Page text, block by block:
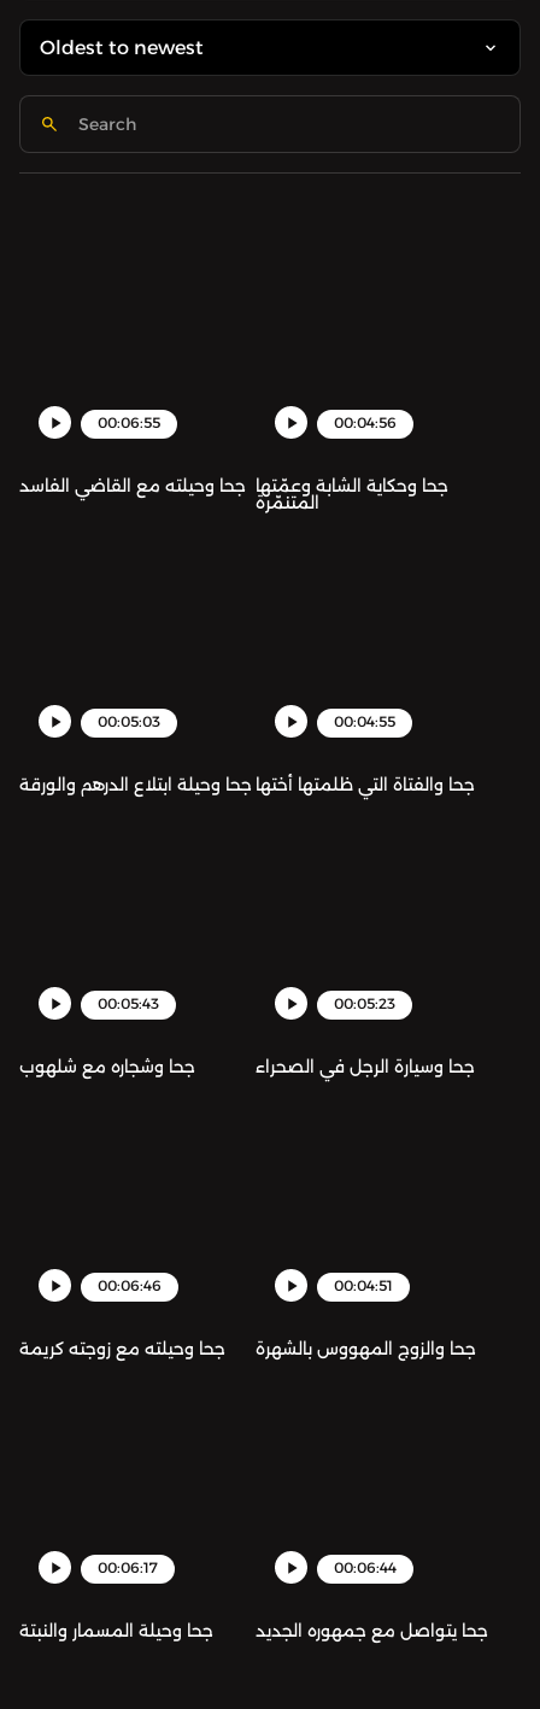
00:06:55
جحا وحيلته مع القاضي الفاسد
00:04:56
جحا وحكاية الشابة وعمّتها
المتنمّرة
00:05:03
جحا وحيلة ابتلاع الدرهم والورقة
00:04:55
جحا والفتاة التي ظلمتها أختها
00:05:43
جحا وشجاره مع شلهوب
00:05:23
جحا وسيارة الرجل في الصحراء
00:06:46
جحا وحيلته مع زوجته كريمة
00:04:51
جحا والزوج المهووس بالشهرة
00:06:17
جحا وحيلة المسمار والنبتة
00:06:44
جحا يتواصل مع جمهوره الجديد